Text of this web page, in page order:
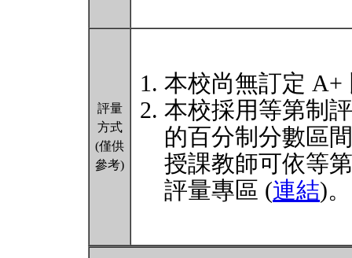
評量
方式
(僅供
參考)
本校尚無訂定 A+
本校採用等第制
的百分制分數區
授課教師可依等
評量專區 (連結)。